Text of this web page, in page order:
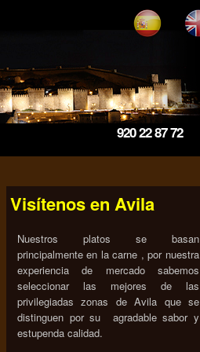
920 22 87 72
Visítenos en Avila
Nuestros platos se basan
principalmente en la carne , por nuestra
experiencia de mercado sabemos
seleccionar las mejores de las
privilegiadas zonas de Avila que se
distinguen por su agradable sabor y
estupenda calidad.